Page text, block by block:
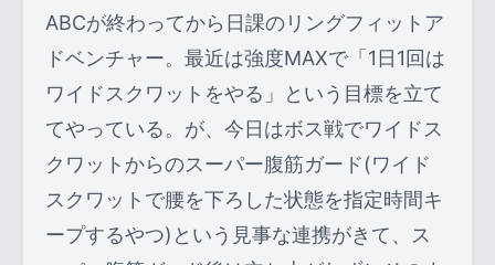
ABCが終わってから日課のリングフィットア
ドベンチャー。最近は強度MAXで「1日1回は
ワイドスクワットをやる」という目標を立て
てやっている。が、今日はボス戦でワイドス
クワットからのスーパー腹筋ガード(ワイド
スクワットで腰を下ろした状態を指定時間キ
ープするやつ)という見事な連携がきて、ス